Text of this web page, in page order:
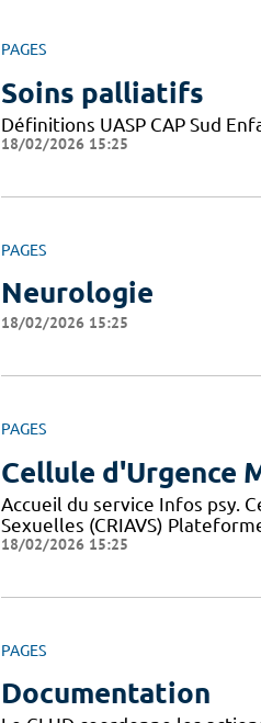
PAGES
Soins palliatifs
Définitions UASP CAP Sud
18/02/2026 15:25
PAGES
Neurologie
18/02/2026 15:25
PAGES
Cellule d'Urgence
Accueil du service Infos psy.
Sexuelles (CRIAVS)
18/02/2026 15:25
PAGES
Documentation